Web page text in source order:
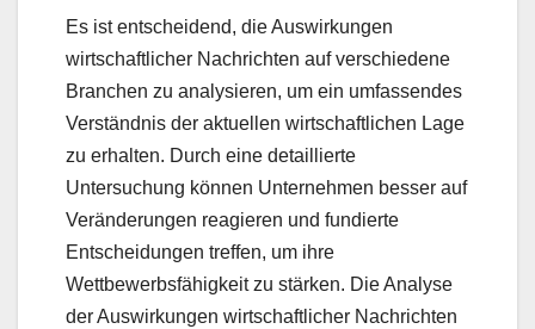
Es ist entscheidend, die Auswirkungen
wirtschaftlicher Nachrichten auf verschiedene
Branchen zu analysieren, um ein umfassendes
Verständnis der aktuellen wirtschaftlichen Lage
zu erhalten. Durch eine detaillierte
Untersuchung können Unternehmen besser auf
Veränderungen reagieren und fundierte
Entscheidungen treffen, um ihre
Wettbewerbsfähigkeit zu stärken. Die Analyse
der Auswirkungen wirtschaftlicher Nachrichten